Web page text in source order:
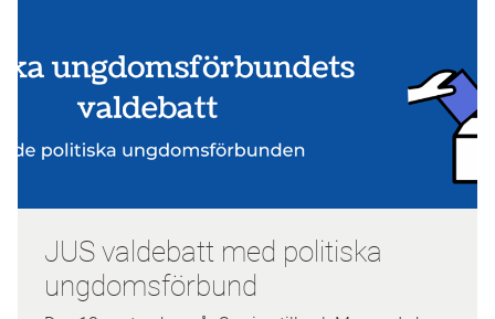
JUS valdebatt med politiska
ungdomsförbund